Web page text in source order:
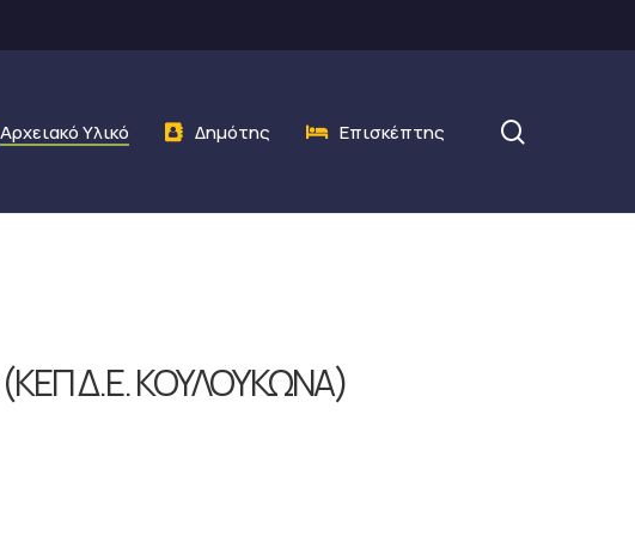
Αρχειακό Υλικό Δημότης Επισκέπτης
(ΚΕΠ Δ.Ε. ΚΟΥΛΟΥΚΩΝΑ)